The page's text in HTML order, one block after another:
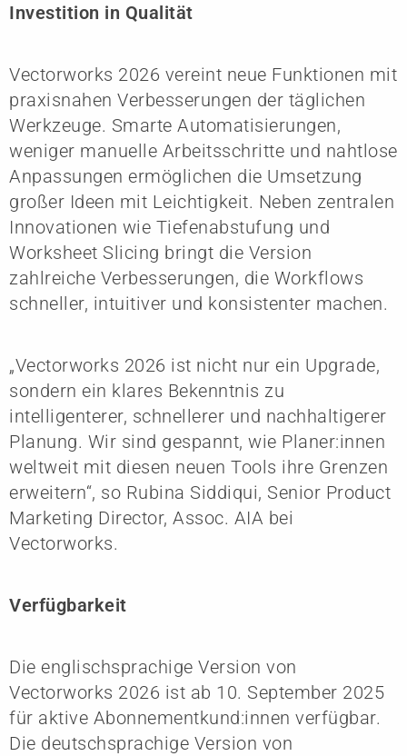
Investition in Qualität
Vectorworks 2026 vereint neue Funktionen mit
praxisnahen Verbesserungen der täglichen
Werkzeuge. Smarte Automatisierungen,
weniger manuelle Arbeitsschritte und nahtlose
Anpassungen ermöglichen die Umsetzung
großer Ideen mit Leichtigkeit. Neben zentralen
Innovationen wie Tiefenabstufung und
Worksheet Slicing bringt die Version
zahlreiche Verbesserungen, die Workflows
schneller, intuitiver und konsistenter machen.
„Vectorworks 2026 ist nicht nur ein Upgrade,
sondern ein klares Bekenntnis zu
intelligenterer, schnellerer und nachhaltigerer
Planung. Wir sind gespannt, wie Planer:innen
weltweit mit diesen neuen Tools ihre Grenzen
erweitern“, so Rubina Siddiqui, Senior Product
Marketing Director, Assoc. AIA bei
Vectorworks.
Verfügbarkeit
Die englischsprachige Version von
Vectorworks 2026 ist ab 10. September 2025
für aktive Abonnementkund:innen verfügbar.
Die deutschsprachige Version von